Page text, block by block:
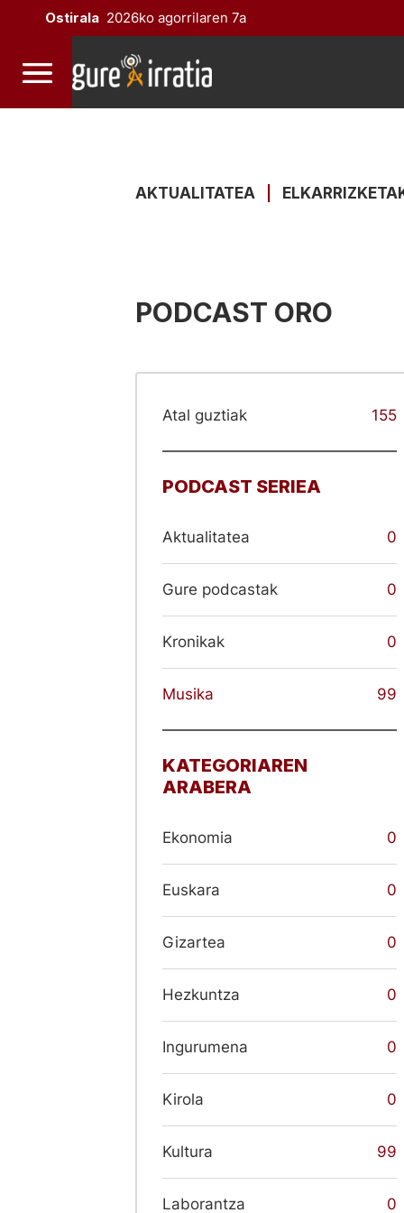
Ostirala 2026ko agorrilaren 7a
AKTUALITATEA
PODCAST ORO
Atal guztiak 155
PODCAST SERIEA
Aktualitatea 0
Gure podcastak 0
Kronikak 0
Musika 99
KATEGORIAREN
ARABERA
Ekonomia 0
Euskara 0
Gizartea 0
Hezkuntza 0
Ingurumena 0
Kirola 0
Kultura 99
Laborantza 0